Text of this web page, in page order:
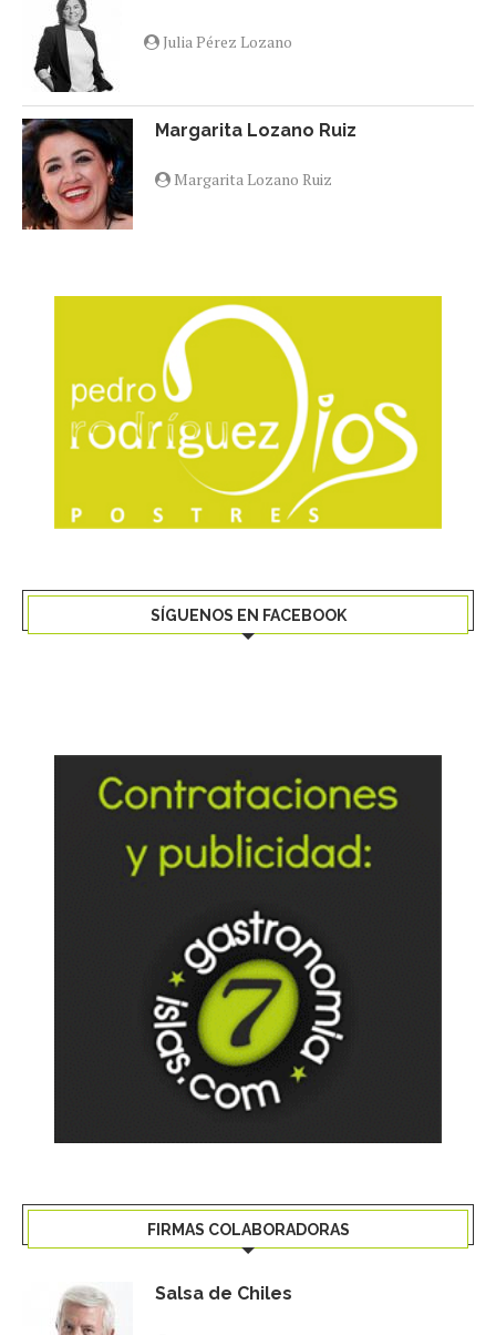
Julia Pérez Lozano
Margarita Lozano Ruiz
Margarita Lozano Ruiz
SÍGUENOS EN FACEBOOK
FIRMAS COLABORADORAS
Salsa de Chiles